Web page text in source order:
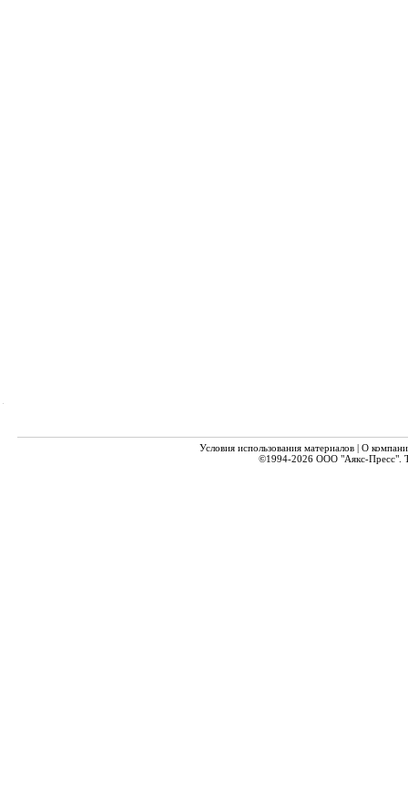
Условия использования материалов| О
©1994-2026 ООО "Аякс-Пресс".